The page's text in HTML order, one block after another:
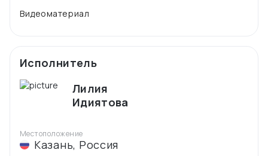
Исполнитель
Лилия
Идиятова
Местоположение
Казань, Россия